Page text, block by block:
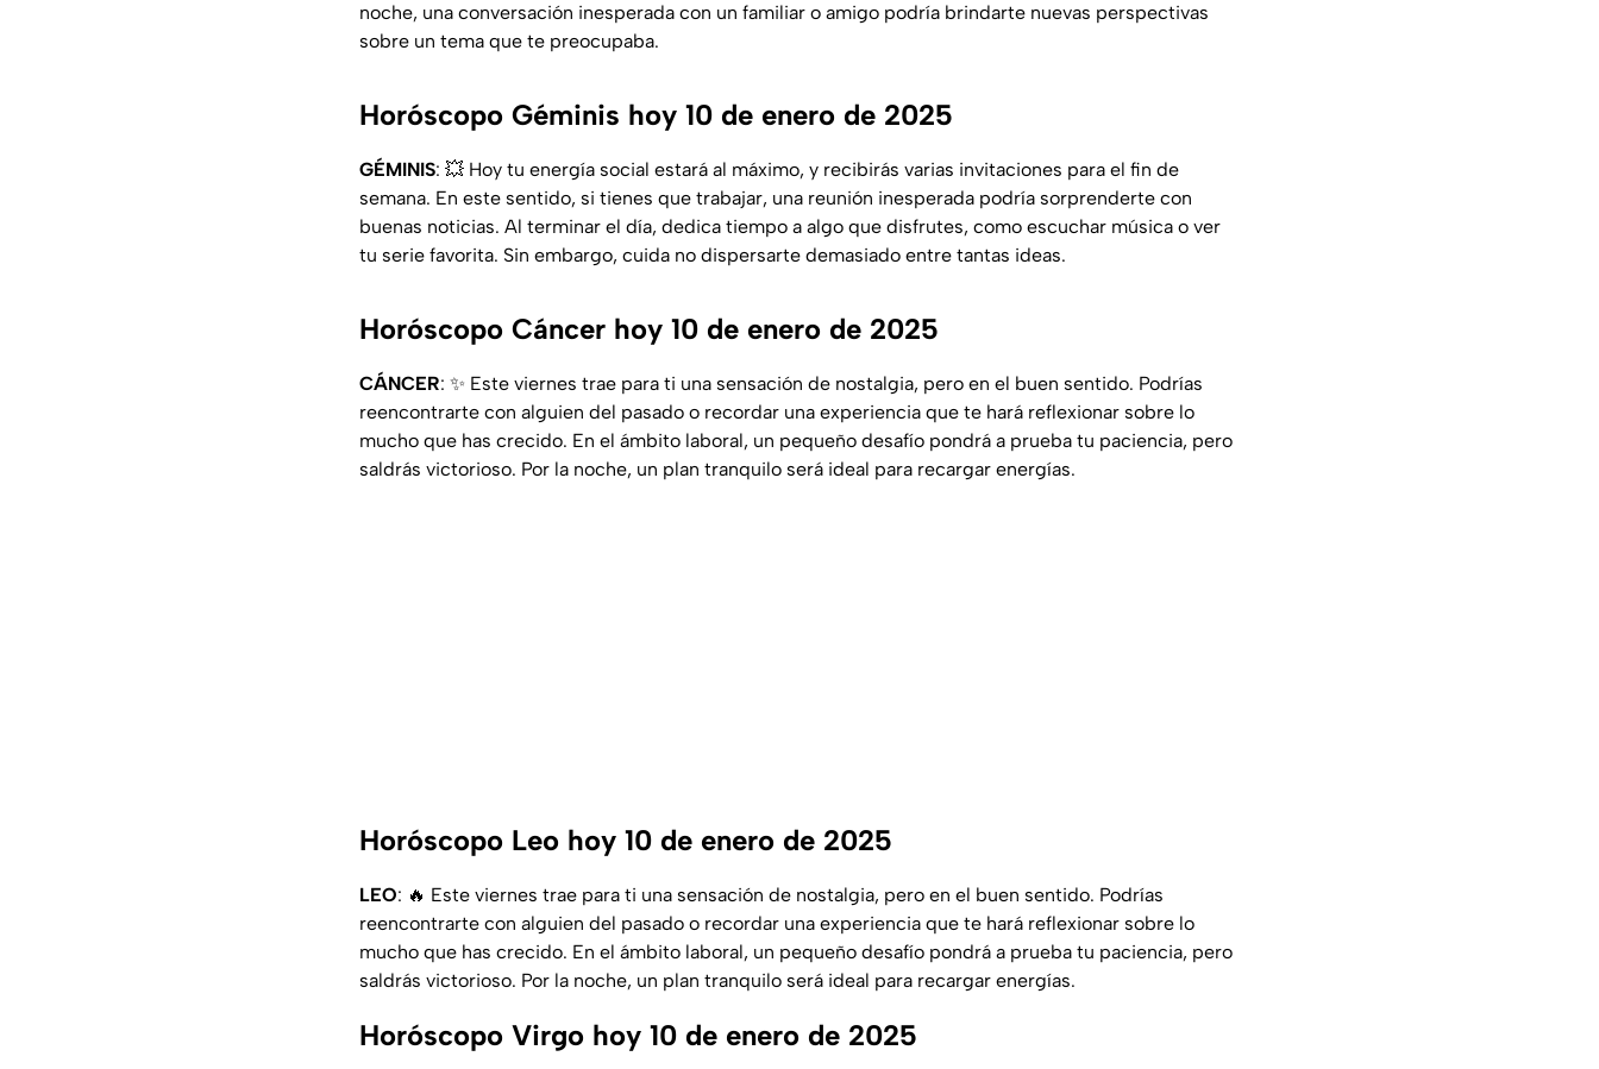
noche, una conversación inesperada con un familiar o amigo podría brindarte nuevas perspectivas
sobre un tema que te preocupaba.
Horóscopo Géminis hoy 10 de enero de 2025
GÉMINIS: 💥 Hoy tu energía social estará al máximo, y recibirás varias invitaciones para el fin de
semana. En este sentido, si tienes que trabajar, una reunión inesperada podría sorprenderte con
buenas noticias. Al terminar el día, dedica tiempo a algo que disfrutes, como escuchar música o ver
tu serie favorita. Sin embargo, cuida no dispersarte demasiado entre tantas ideas.
Horóscopo Cáncer hoy 10 de enero de 2025
CÁNCER: ✨ Este viernes trae para ti una sensación de nostalgia, pero en el buen sentido. Podrías
reencontrarte con alguien del pasado o recordar una experiencia que te hará reflexionar sobre lo
mucho que has crecido. En el ámbito laboral, un pequeño desafío pondrá a prueba tu paciencia, pero
saldrás victorioso. Por la noche, un plan tranquilo será ideal para recargar energías.
Horóscopo Leo hoy 10 de enero de 2025
LEO: 🔥 Este viernes trae para ti una sensación de nostalgia, pero en el buen sentido. Podrías
reencontrarte con alguien del pasado o recordar una experiencia que te hará reflexionar sobre lo
mucho que has crecido. En el ámbito laboral, un pequeño desafío pondrá a prueba tu paciencia, pero
saldrás victorioso. Por la noche, un plan tranquilo será ideal para recargar energías.
Horóscopo Virgo hoy 10 de enero de 2025